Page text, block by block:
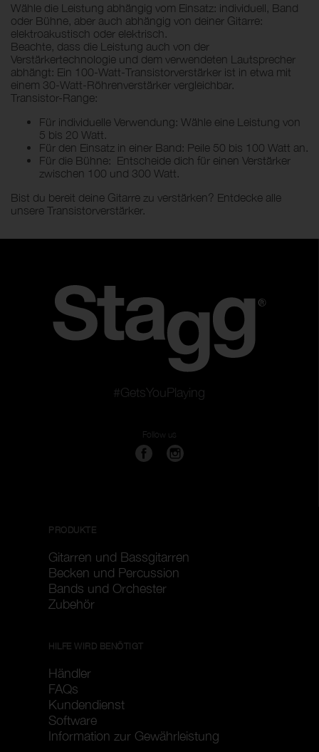
Wähle die Leistung abhängig vom Einsatz: individuell, Band
oder Bühne, aber auch abhängig von deiner Gitarre:
elektroakustisch oder elektrisch.
Beachte, dass die Leistung auch von der
Verstärkertechnologie und dem verwendeten Lautsprecher
abhängt: Ein 100-Watt-Transistorverstärker ist in etwa mit
einem 30-Watt-Röhrenverstärker vergleichbar.
Transistor-Range:
Für individuelle Verwendung: Wähle eine Leistung von
5 bis 20 Watt.
Für den Einsatz in einer Band: Peile 50 bis 100 Watt an.
Für die Bühne: Entscheide dich für einen Verstärker
zwischen 100 und 300 Watt.
Bist du bereit deine Gitarre zu verstärken? Entdecke alle
unsere Transistorverstärker.
#GetsYouPlaying
Follow us
PRODUKTE
Gitarren und Bassgitarren
Becken und Percussion
Bands und Orchester
Zubehör
HILFE WIRD BENÖTIGT
Händler
FAQs
Kundendienst
Software
Information zur Gewährleistung